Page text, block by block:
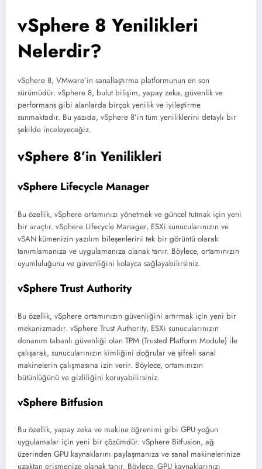
vSphere 8 Yenilikleri
Nelerdir?
vSphere 8, VMware’in sanallaştırma platformunun en son
sürümüdür. vSphere 8, bulut bilişim, yapay zeka, güvenlik ve
performans gibi alanlarda birçok yenilik ve iyileştirme
sunmaktadır. Bu yazıda, vSphere 8’in tüm yeniliklerini detaylı bir
şekilde inceleyeceğiz.
vSphere 8’in Yenilikleri
vSphere Lifecycle Manager
Bu özellik, vSphere ortamınızı yönetmek ve güncel tutmak için yeni
bir araçtır. vSphere Lifecycle Manager, ESXi sunucularınızın ve
vSAN kümenizin yazılım bileşenlerini tek bir görüntü olarak
tanımlamanıza ve uygulamanıza olanak tanır. Böylece, ortamınızın
uyumluluğunu ve güvenliğini kolayca sağlayabilirsiniz.
vSphere Trust Authority
Bu özellik, vSphere ortamınızın güvenliğini artırmak için yeni bir
mekanizmadır. vSphere Trust Authority, ESXi sunucularınızın
donanım tabanlı güvenliği olan TPM (Trusted Platform Module) ile
çalışarak, sunucularınızın kimliğini doğrular ve şifreli sanal
makinelerin çalışmasına izin verir. Böylece, ortamınızın
bütünlüğünü ve gizliliğini koruyabilirsiniz.
vSphere Bitfusion
Bu özellik, yapay zeka ve makine öğrenimi gibi GPU yoğun
uygulamalar için yeni bir çözümdür. vSphere Bitfusion, ağ
üzerinden GPU kaynaklarını paylaşmanıza ve sanal makinelerinize
uzaktan erişmenize olanak tanır. Böylece, GPU kaynaklarınızı